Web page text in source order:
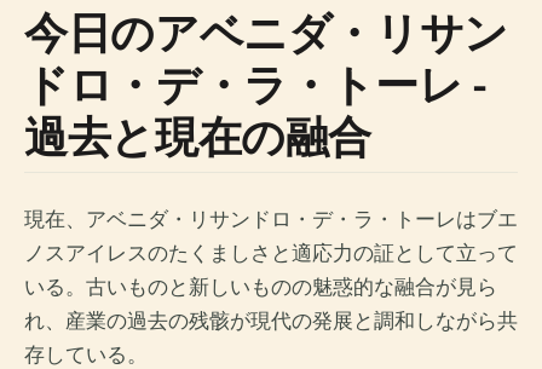
今日のアベニダ・リサン
ドロ・デ・ラ・トーレ -
過去と現在の融合
現在、アベニダ・リサンドロ・デ・ラ・トーレはブエ
ノスアイレスのたくましさと適応力の証として立って
いる。古いものと新しいものの魅惑的な融合が見ら
れ、産業の過去の残骸が現代の発展と調和しながら共
存している。